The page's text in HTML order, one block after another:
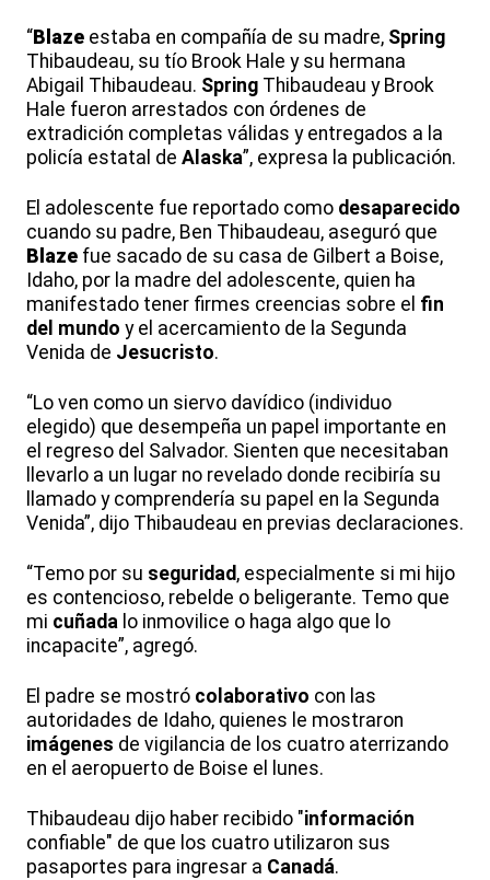
“Blaze estaba en compañía de su madre, Spring
Thibaudeau, su tío Brook Hale y su hermana
Abigail Thibaudeau. Spring Thibaudeau y Brook
Hale fueron arrestados con órdenes de
extradición completas válidas y entregados a la
policía estatal de Alaska”, expresa la publicación.
El adolescente fue reportado como desaparecido
cuando su padre, Ben Thibaudeau, aseguró que
Blaze fue sacado de su casa de Gilbert a Boise,
Idaho, por la madre del adolescente, quien ha
manifestado tener firmes creencias sobre el fin
del mundo y el acercamiento de la Segunda
Venida de Jesucristo.
“Lo ven como un siervo davídico (individuo
elegido) que desempeña un papel importante en
el regreso del Salvador. Sienten que necesitaban
llevarlo a un lugar no revelado donde recibiría su
llamado y comprendería su papel en la Segunda
Venida”, dijo Thibaudeau en previas declaraciones.
“Temo por su seguridad, especialmente si mi hijo
es contencioso, rebelde o beligerante. Temo que
mi cuñada lo inmovilice o haga algo que lo
incapacite”, agregó.
El padre se mostró colaborativo con las
autoridades de Idaho, quienes le mostraron
imágenes de vigilancia de los cuatro aterrizando
en el aeropuerto de Boise el lunes.
Thibaudeau dijo haber recibido "información
confiable" de que los cuatro utilizaron sus
pasaportes para ingresar a Canadá.